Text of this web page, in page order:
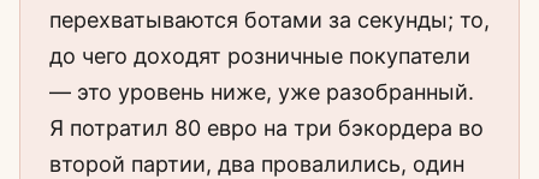
перехватываются ботами за секунды; то,
до чего доходят розничные покупатели
— это уровень ниже, уже разобранный.
Я потратил 80 евро на три бэкордера во
второй партии, два провалились, один